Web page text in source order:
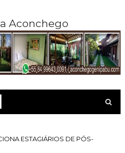
Aconchego
ESTAGIÁRIOS DE PÓS-